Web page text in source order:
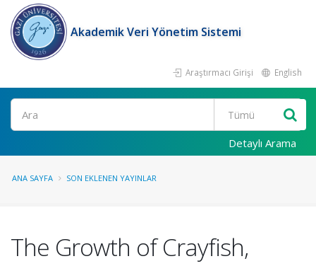
Akademik Veri Yönetim Sistemi
Araştırmacı Girişi English
Ara
Detaylı Arama
ANA SAYFA SON EKLENEN YAYINLAR
The Growth of Crayfish,